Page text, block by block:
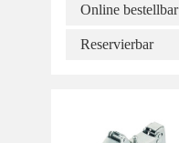
Online bestellbar
Reservierbar